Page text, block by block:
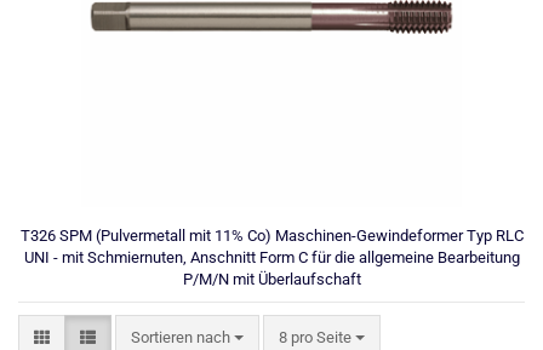
T326 SPM (Pulvermetall mit 11% Co) Maschinen-Gewindeformer Typ RLC
UNI - mit Schmiernuten, Anschnitt Form C für die allgemeine Bearbeitung
P/M/N mit Überlaufschaft
Sortieren nach
Sortieren nach 8 pro Seite
pro Seite